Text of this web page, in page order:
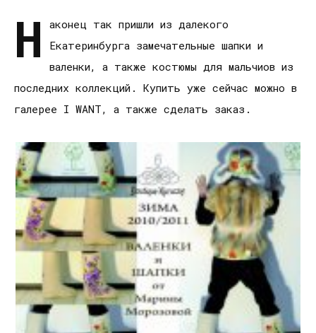
Н
аконец так пришли из далекого
Екатеринбурга замечательные шапки и
валенки, а также костюмы для мальчиов из
последних коллекций. Купить уже сейчас можно в
галерее I WANT, а также сделать заказ.